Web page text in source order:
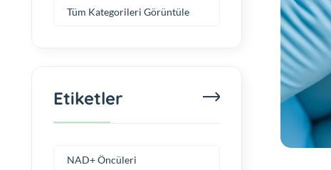
Tüm Kategorileri Görüntüle
Etiketler
NAD+ Öncüleri